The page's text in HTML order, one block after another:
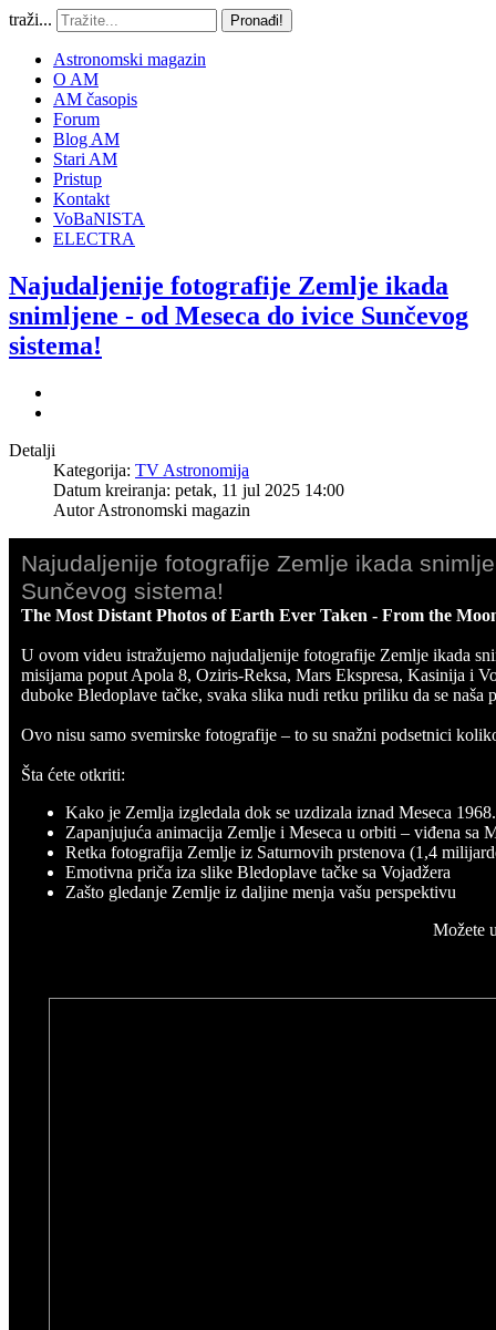
traži... Pronađi!
Astronomski magazin
O AM
AM časopis
Forum
Blog AM
Stari AM
Pristup
Kontakt
VoBaNISTA
ELECTRA
Najudaljenije fotografije Zemlje ikada
snimljene - od Meseca do ivice Sunčevog
sistema!
Detalji
Kategorija: TV Astronomija
Datum kreiranja: petak, 11 jul 2025 14:00
AutorAstronomski magazin
Najudaljenije fotografije Zemlje ikada
Sunčevog sistema!
The Most Distant Photos of Earth Ever Taken - From the
U ovom videu istražujemo najudaljenije fotografije Zemlje ikada
misijama poput Apola 8, Oziris-Reksa, Mars Ekspresa, Kasinija i
duboke Bledoplave tačke, svaka slika nudi retku priliku da se naša
Ovo nisu samo svemirske fotografije – to su snažni podsetnici
Šta ćete otkriti:
Kako je Zemlja izgledala dok se uzdizala iznad Meseca
Zapanjujuća animacija Zemlje i Meseca u orbiti – viđena sa
Retka fotografija Zemlje iz Saturnovih prstenova (1,4
Emotivna priča iza slike Bledoplave tačke sa Vojadžera
Zašto gledanje Zemlje iz daljine menja vašu perspektivu
Možete